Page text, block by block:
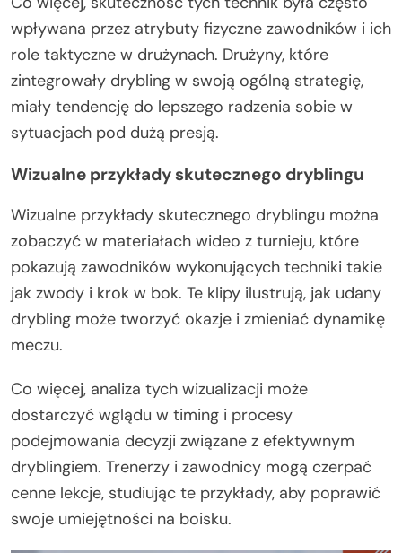
wpływana przez atrybuty fizyczne zawodników i ich
role taktyczne w drużynach. Drużyny, które
zintegrowały drybling w swoją ogólną strategię,
miały tendencję do lepszego radzenia sobie w
sytuacjach pod dużą presją.
Wizualne przykłady skutecznego dryblingu
Wizualne przykłady skutecznego dryblingu można
zobaczyć w materiałach wideo z turnieju, które
pokazują zawodników wykonujących techniki takie
jak zwody i krok w bok. Te klipy ilustrują, jak udany
drybling może tworzyć okazje i zmieniać dynamikę
meczu.
Co więcej, analiza tych wizualizacji może
dostarczyć wglądu w timing i procesy
podejmowania decyzji związane z efektywnym
dryblingiem. Trenerzy i zawodnicy mogą czerpać
cenne lekcje, studiując te przykłady, aby poprawić
swoje umiejętności na boisku.